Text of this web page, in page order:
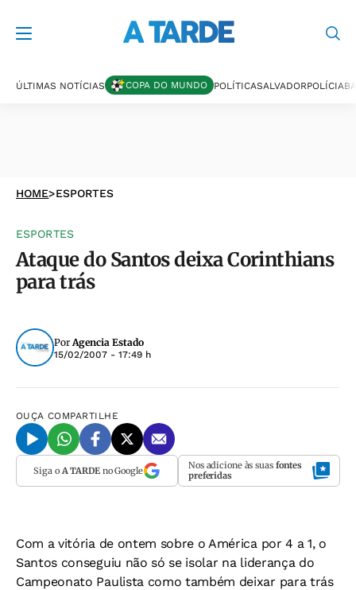
ÚLTIMAS NOTÍCIAS COPA DO MUNDO POLÍTICASALVADORPOLÍCIA
HOME>ESPORTES
ESPORTES
Ataque do Santos deixa Corinthians
para trás
PorAgencia Estado
15/02/2007 - 17:49 h
OUÇA COMPARTILHE
Siga o A TARDEno Google Nos adicione às suas fontes
preferidas
Com a vitória de ontem sobre o América por 4 a 1, o
Santos conseguiu não só se isolar na liderança do
Campeonato Paulista como também deixar para trás